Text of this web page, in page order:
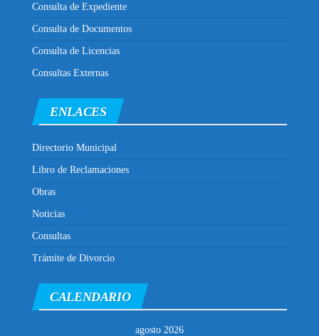
Consulta de Expediente
Consulta de Documentos
Consulta de Licencias
Consultas Externas
ENLACES
Directorio Municipal
Libro de Reclamaciones
Obras
Noticias
Consultas
Trámite de Divorcio
CALENDARIO
agosto 2026